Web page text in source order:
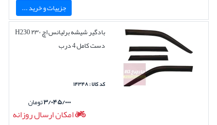
جزییات و خرید ...
بادگیر شیشه برلیانس اچ ۲۳۰ H230
دست کامل 4 درب
کد کالا : ۱۴۳۴۸
۳/۰۴۵/۰۰۰تومان
امکان ارسال روزانه